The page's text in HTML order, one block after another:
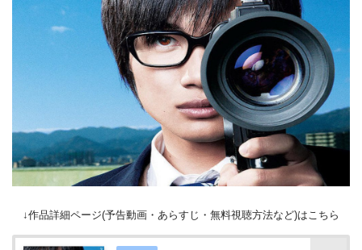
↓作品詳細ページ(予告動画・あらすじ・無料視聴方法など)はこちら